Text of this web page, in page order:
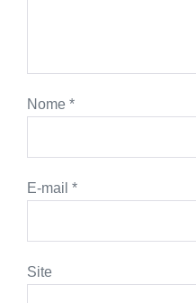
Nome *
E-mail *
Site